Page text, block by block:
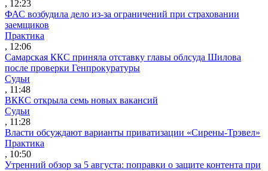
, 12:23
ФАС возбудила дело из-за ограничений при страховании
заемщиков
Практика
, 12:06
Самарская ККС приняла отставку главы облсуда Шилова
после проверки Генпрокуратуры
Судьи
, 11:48
ВККС открыла семь новых вакансий
Судьи
, 11:28
Власти обсуждают варианты приватизации «Сирены-Трэвел»
Практика
, 10:50
Утренний обзор за 5 августа: поправки о защите контента при